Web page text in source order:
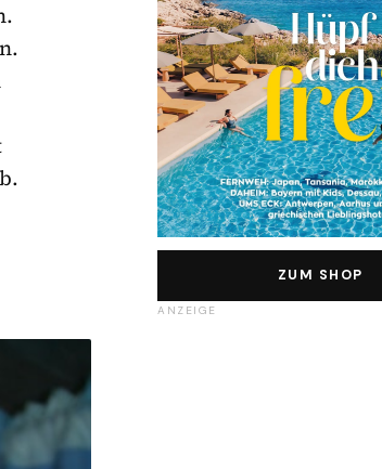
ZUM SHOP
ANZEIGE